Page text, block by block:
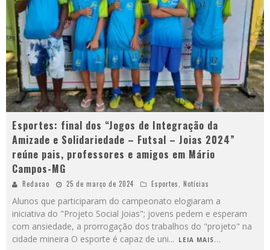
Esportes: final dos “Jogos de Integração da
Amizade e Solidariedade – Futsal – Joias 2024”
reúne pais, professores e amigos em Mário
Campos-MG
Redacao 25 de março de 2024 Esportes, Notícias
Alunos que participaram do campeonato elogiaram a
iniciativa do "Projeto Social Joias"; jovens pedem e esperam
com ansiedade, a prorrogação dos trabalhos do "projeto" na
cidade mineira O esporte é capaz de uni... LEIA MAIS...